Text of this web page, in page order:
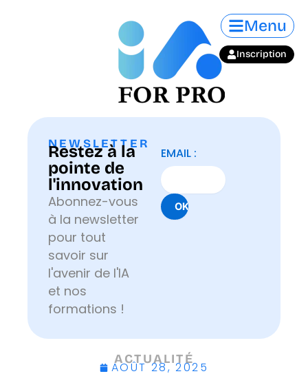
Menu
Inscription
NEWSLETTER
Restez à la
pointe de
l'innovation
Abonnez-vous
à la newsletter
pour tout
savoir sur
l'avenir de l'IA
et nos
formations !
EMAIL :
ACTUALITÉ
AOÛT 28, 2025